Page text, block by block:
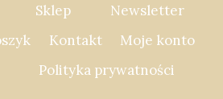
Sklep
Newsletter
Kontakt
Moje konto
Polityka prywatności